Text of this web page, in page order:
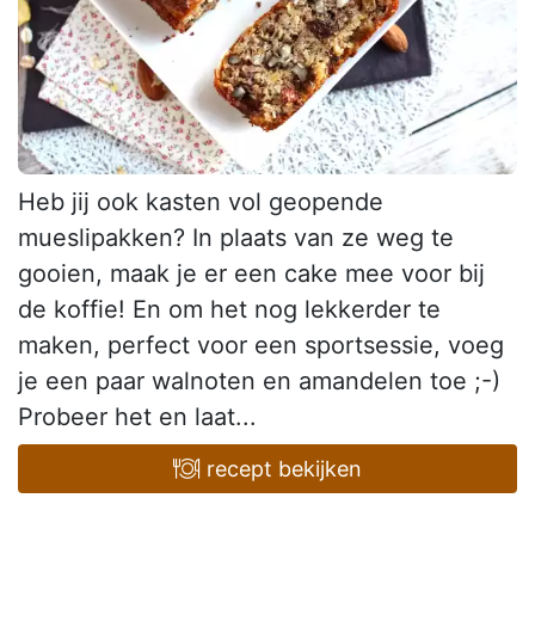
Heb jij ook kasten vol geopende
mueslipakken? In plaats van ze weg te
gooien, maak je er een cake mee voor bij
de koffie! En om het nog lekkerder te
maken, perfect voor een sportsessie, voeg
je een paar walnoten en amandelen toe ;-)
Probeer het en laat...
recept bekijken